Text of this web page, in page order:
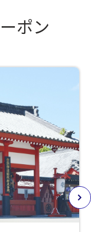
ポン